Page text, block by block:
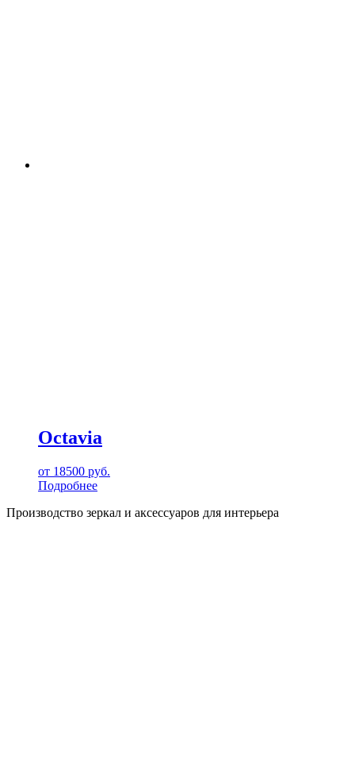
Octavia
от 18500 руб.
Подробнее
Производство зеркал и аксессуаров для интерьера